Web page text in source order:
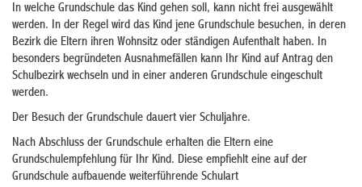
In welche Grundschule das Kind gehen soll, kann nicht frei ausgewählt
werden. In der Regel wird das Kind jene Grundschule besuchen, in deren
Bezirk die Eltern ihren Wohnsitz oder ständigen Aufenthalt haben. In
besonders begründeten Ausnahmefällen kann Ihr Kind auf Antrag den
Schulbezirk wechseln und in einer anderen Grundschule eingeschult
werden.
Der Besuch der Grundschule dauert vier Schuljahre.
Nach Abschluss der Grundschule erhalten die Eltern eine
Grundschulempfehlung für Ihr Kind. Diese empfiehlt eine auf der
Grundschule aufbauende weiterführende Schulart